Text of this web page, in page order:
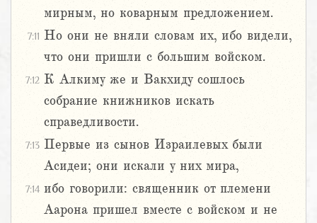
мирным, но коварным предложением.
7:11 Но они не вняли словам их, ибо видели,
что они пришли с большим войском.
7:12 К Алкиму же и Вакхиду сошлось
собрание книжников искать
справедливости.
7:13 Первые из сынов Израилевых были
Асидеи; они искали у них мира,
7:14 ибо говорили: священник от племени
Аарона пришел вместе с войском и не